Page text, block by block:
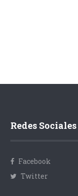
Redes Sociales
Facebook
Twitter